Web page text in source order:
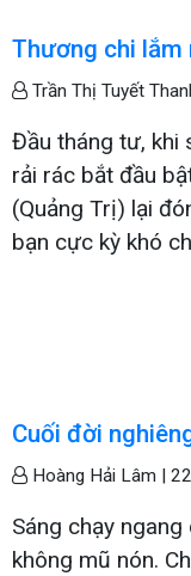
Thương chi lắm
Trần Thị Tuyết
Đầu tháng tư, khi
rải rác bắt đầu
(Quảng Trị) lại
bạn cực kỳ khó
Cuối đời
Hoàng Hải Lâm |
Sáng chạy
không mũ nón.